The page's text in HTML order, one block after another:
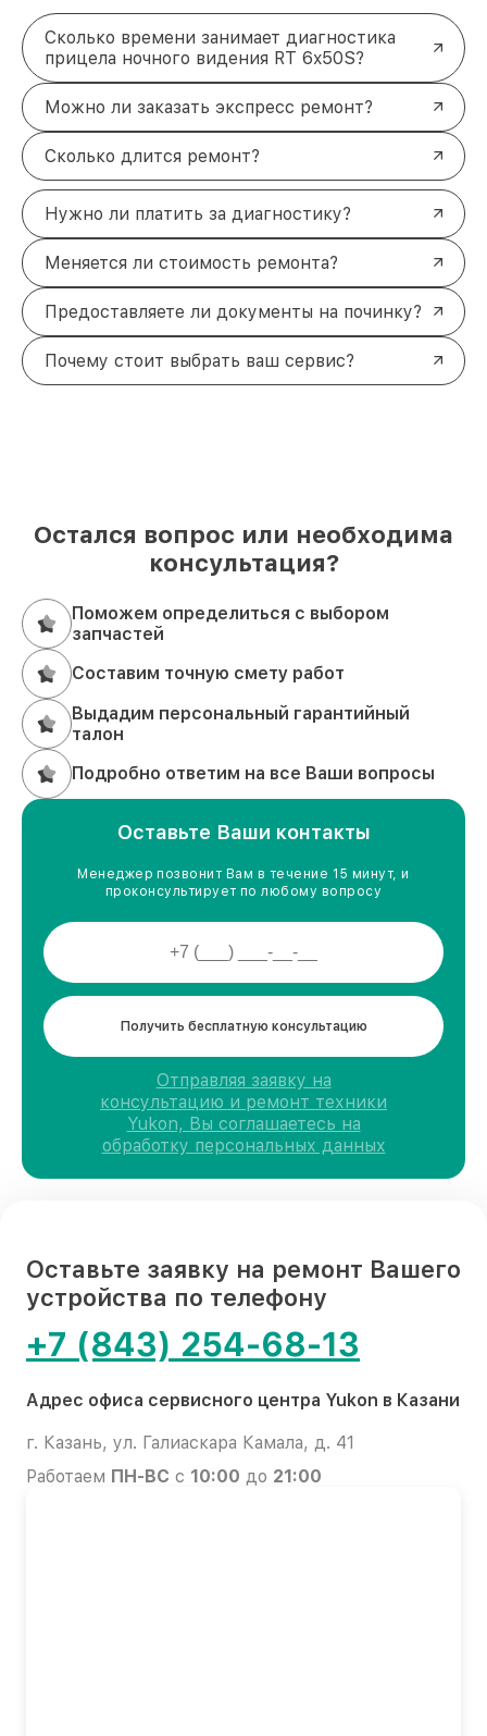
Сколько времени занимает диагностика
прицела ночного видения RT 6x50S?
Можно ли заказать экспресс ремонт?
Сколько длится ремонт?
Нужно ли платить за диагностику?
Меняется ли стоимость ремонта?
Предоставляете ли документы на починку?
Почему стоит выбрать ваш сервис?
Остался вопрос или необходима
консультация?
Поможем определиться с выбором
запчастей
Составим точную смету работ
Выдадим персональный гарантийный
талон
Подробно ответим на все Ваши вопросы
Оставьте Ваши контакты
Менеджер позвонит Вам в течение 15 минут, и
проконсультирует по любому вопросу
Получить бесплатную консультацию
Отправляя заявку на
консультацию и ремонт техники
Yukon, Вы соглашаетесь на
обработку персональных данных
Оставьте заявку на ремонт Вашего
устройства по телефону
+7 (843) 254-68-13
Адрес офиса сервисного центра Yukon в Казани
г. Казань, ул. Галиаскара Камала, д. 41
Работаем ПН-ВС с 10:00 до 21:00